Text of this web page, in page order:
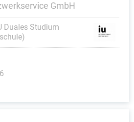
GmbH
Duales Studium